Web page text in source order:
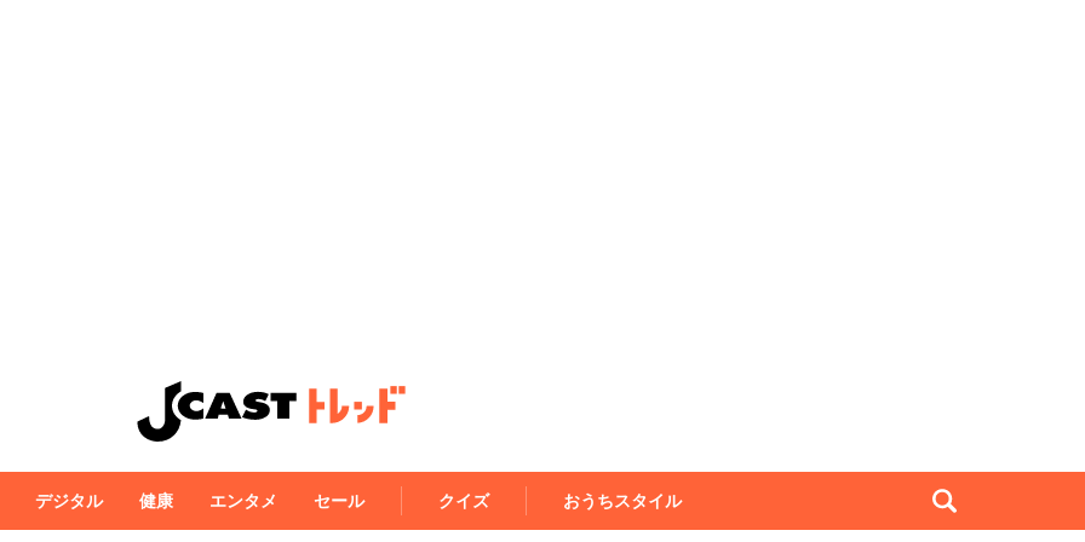
デジタル 健康 エンタメ セール クイズ おうちスタイル